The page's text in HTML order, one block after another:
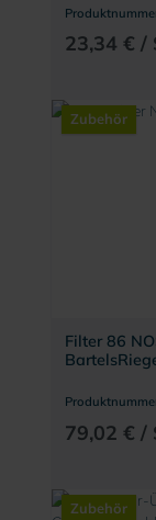
23,34 € /
Zubehör
Filter 86
79,02 € /
Zubehör